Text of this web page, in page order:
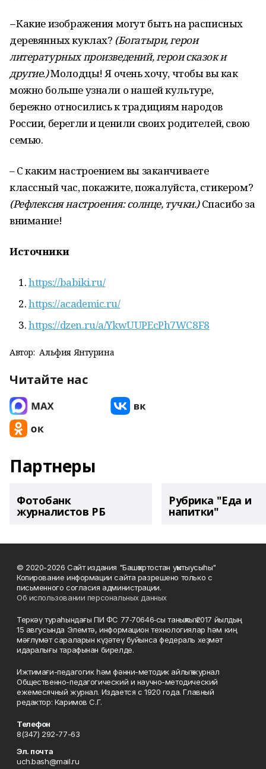
–Какие изображения могут быть на расписных
деревянных куклах? (Богатыри, герои
литературных произведений, герои сказок и
другие.)Молодцы! Я очень хочу, чтобы вы как
можно больше узнали о нашей культуре,
бережно относились к традициям народов
России, берегли и ценили своих родителей, свою
семью.
– С каким настроением вы заканчиваете
классный час, покажите, пожалуйста, стикером?
(Рефлексия настроения: солнце, тучки.)Спасибо за
внимание!
Источники
https://babiki.ru/
https://academic.ru/
https://dzen.ru/a/YkwUUPEcPh7WC8F8
Автор: Альфия Янтурина
Читайте нас
Партнеры
Фотобанк
журналистов РБ
Рубрика "Еда и
напитки"
© 2020-2026 Сайт издания "Башҡортостан уҡытыусыһы"
Копирование информации сайта разрешено только с
письменного согласия администрации.
Об использовании персональных данных
Теркәү тураһындағы ПИ ФС 77‑70646‑сы таныҡлыҡ 2017 йылдың
15 авгусында Элемтә, информацион технологиялар һәм киң
мәғлүмәт сараларын күҙәтеү буйынса федераль хеҙмәт
идаралығы тарафынан бирелде.
Ижтимағи-педагогик һәм фәнни-методик айлыҡ журнал
Общественно-педагогический и научно-методический
ежемесячный журнал. Издается с 1920 года. Главный
редактор: Каримов С.Г.
Телефон
8(347) 292-77-63
Эл. почта
uch.bash@mail.ru